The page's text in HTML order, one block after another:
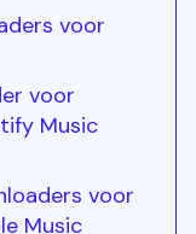
voor
voor
Music
voor
Music